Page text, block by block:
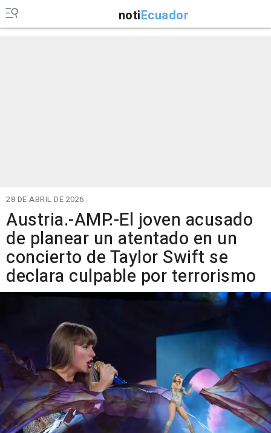
notiEcuador
28 DE ABRIL DE 2026
Austria.-AMP.-El joven acusado
de planear un atentado en un
concierto de Taylor Swift se
declara culpable por terrorismo